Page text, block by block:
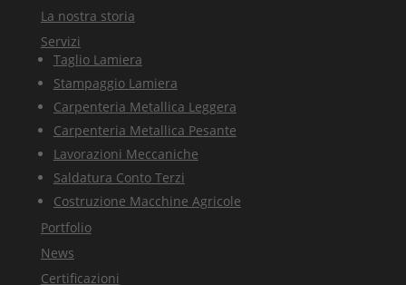
La nostra storia
Servizi
Taglio Lamiera
Stampaggio Lamiera
Carpenteria Metallica Leggera
Carpenteria Metallica Pesante
Lavorazioni Meccaniche
Saldatura Conto Terzi
Costruzione Macchine Agricole
Portfolio
News
Certificazioni